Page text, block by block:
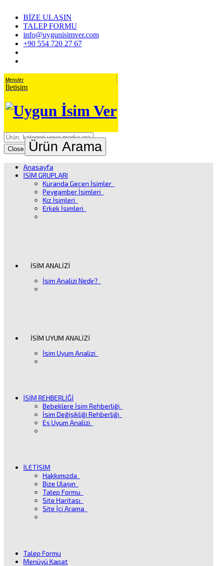
BİZE ULAŞIN
TALEP FORMU
info@uygunisimver.com
+90 554 720 27 67
Menuler
İletişim
Close Ürün Arama
Anasayfa
İSİM GRUPLARI
Kuranda Geçen İsimler
Peygamber İsimleri
Kız İsimleri
Erkek İsimleri
İSİM ANALİZİ
İsim Analizi Nedir?
İSİM UYUM ANALİZİ
İsim Uyum Analizi
İSİM REHBERLİĞİ
Bebeklere İsim Rehberliği
İsim Değişikliği Rehberliği
Eş Uyum Analizi
İLETİŞİM
Hakkımızda
Bize Ulaşın
Talep Formu
Site Haritası
Site İçi Arama
Talep Formu
Menüyü Kapat